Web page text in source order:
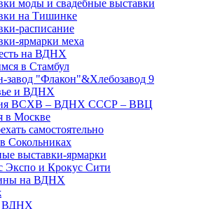
моды и свадебные выставки
на Тишинке
расписание
ярмарки меха
на ВДНХ
в Стамбул
завод "Флакон"&Хлебозавод 9
и ВДНХ
ВСХВ – ВДНХ СССР – ВВЦ
в Москве
самостоятельно
Сокольниках
выставки-ярмарки
Экспо и Крокус Сити
на ВДНХ
ВДНХ